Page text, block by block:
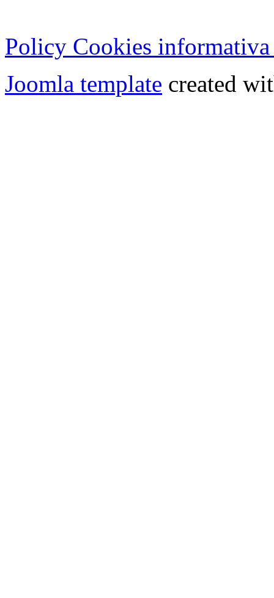
Policy Cookies informativa
Joomla template created